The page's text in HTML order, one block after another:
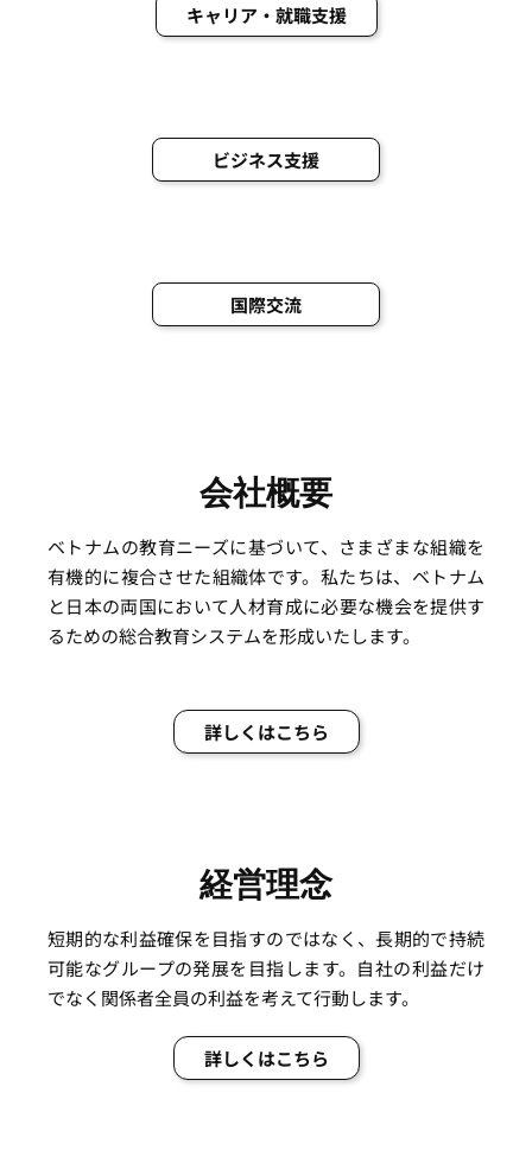
キャリア・就職支援
ビジネス支援
国際交流
会社概要
ベトナムの教育ニーズに基づいて、さまざまな組織を
有機的に複合させた組織体です。私たちは、ベトナム
と日本の両国において人材育成に必要な機会を提供す
るための総合教育システムを形成いたします。
詳しくはこちら
経営理念
短期的な利益確保を目指すのではなく、長期的で持続
可能なグループの発展を目指します。自社の利益だけ
でなく関係者全員の利益を考えて行動します。
詳しくはこちら